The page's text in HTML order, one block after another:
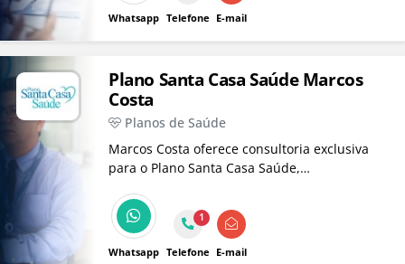
planos individuais, fisico e empresarial.
Whatsapp Telefone E-mail
Plano Santa Casa Saúde Marcos
Costa
Planos de Saúde
Marcos Costa oferece consultoria exclusiva
para o Plano Santa Casa Saúde,
segurança pois é consultor direto da
operadora. Entre em contato para saber mais
e receber um orçamento.
Whatsapp
1
Telefone E-mail